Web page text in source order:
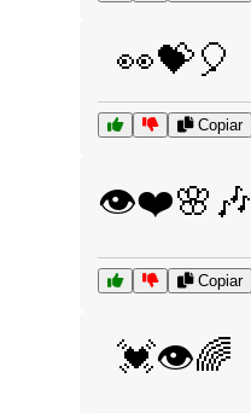
👀💝🎈
Copiar
👁️❤️🌸🎶
Copiar
💓👁️🌈